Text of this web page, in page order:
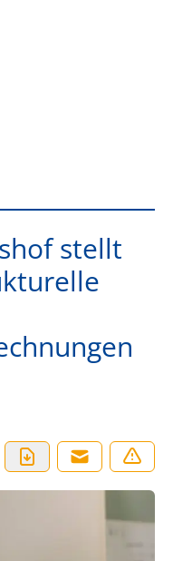
stellt